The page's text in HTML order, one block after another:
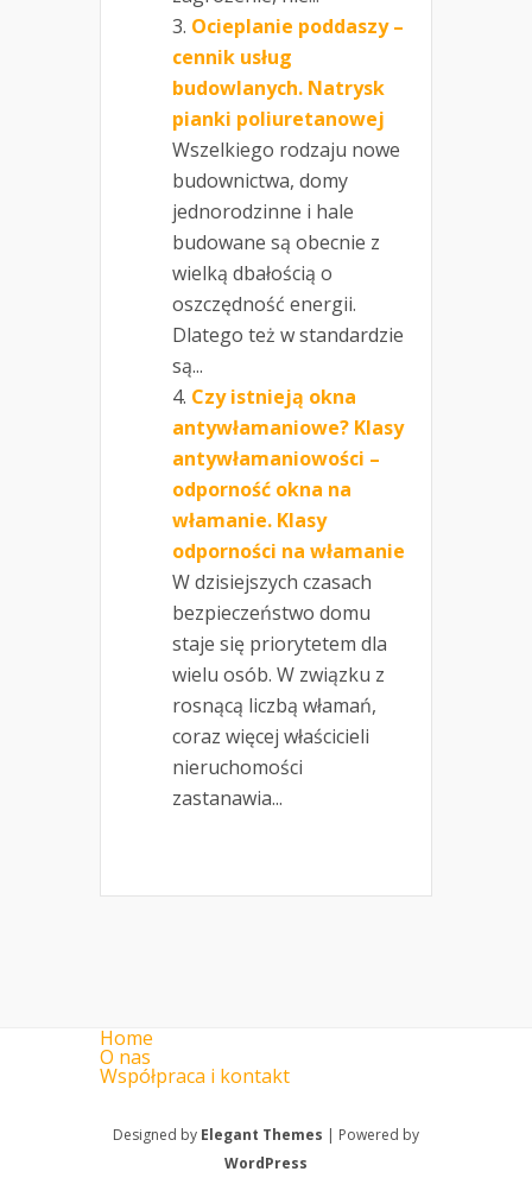
Ocieplanie poddaszy –
cennik usług
budowlanych. Natrysk
pianki poliuretanowej
Wszelkiego rodzaju nowe
budownictwa, domy
jednorodzinne i hale
budowane są obecnie z
wielką dbałością o
oszczędność energii.
Dlatego też w standardzie
są...
Czy istnieją okna
antywłamaniowe? Klasy
antywłamaniowości –
odporność okna na
włamanie. Klasy
odporności na włamanie
W dzisiejszych czasach
bezpieczeństwo domu
staje się priorytetem dla
wielu osób. W związku z
rosnącą liczbą włamań,
coraz więcej właścicieli
nieruchomości
zastanawia...
Home
O nas
Współpraca i kontakt
Designed by Elegant Themes | Powered by
WordPress